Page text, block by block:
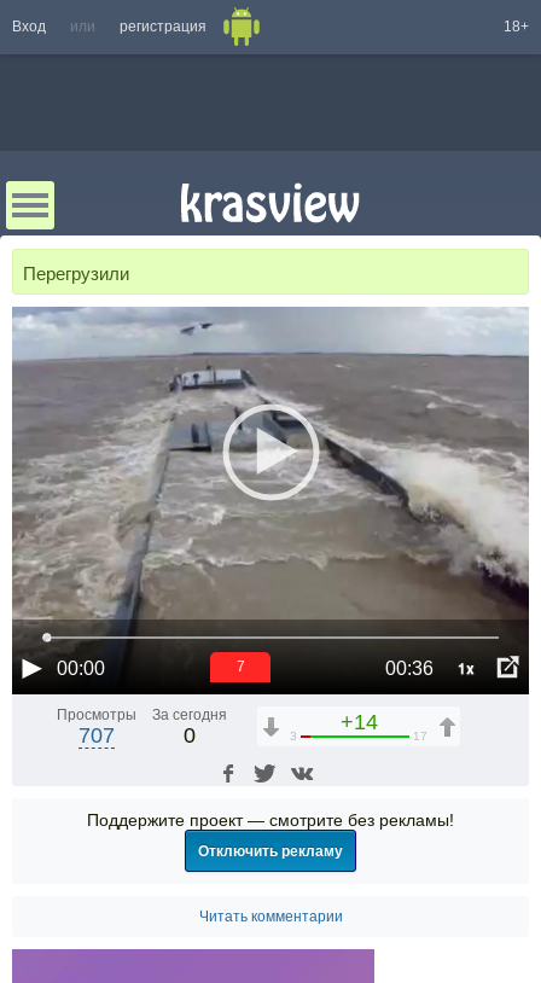
Вход или регистрация 18+
Перегрузили
00:00 00:36 1x
6
Просмотры
707
За сегодня
0
+14
3 17
Поддержите проект — смотрите без рекламы!
Отключить рекламу
Читать комментарии